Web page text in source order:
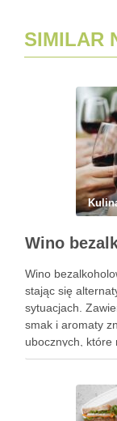
SIMILAR
Wino
stając się
sytuacjach.
smak i aromaty
ubocznych, które
obliczu rosnącej